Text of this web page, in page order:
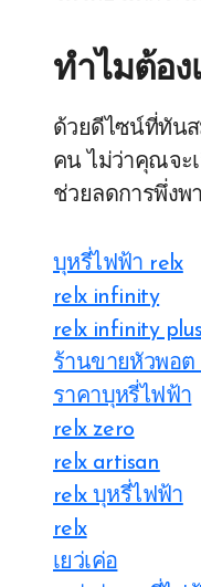
ทำไมต้อง
ด้วยดีไซน์ที่ทันส
คน ไม่ว่าคุณจะ
ช่วยลดการพึ่งพ
บุหรี่ไฟฟ้า relx
relx infinity
relx infinity plus
ร้านขายหัวพอต
ราคาบุหรี่ไฟฟ้า
relx zero
relx artisan
relx บุหรี่ไฟฟ้า
relx
เยว่เค่อ